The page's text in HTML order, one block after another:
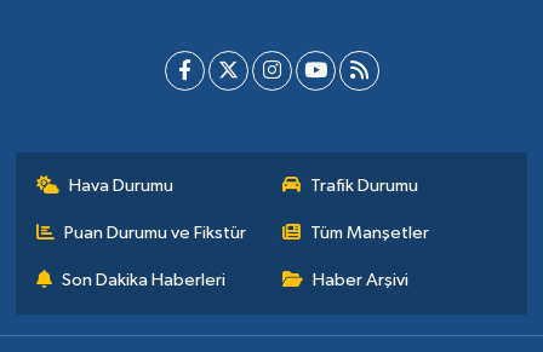
Hava Durumu Trafik Durumu
Puan Durumu ve Fikstür Tüm Manşetler
Son Dakika Haberleri Haber Arşivi